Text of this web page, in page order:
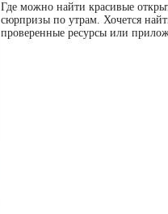
Где можно найти красивые
сюрпризы по утрам. Хочется
проверенные ресурсы или